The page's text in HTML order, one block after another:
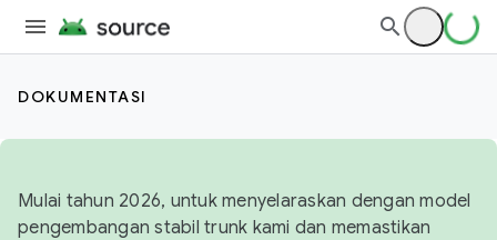
DOKUMENTASI
Mulai tahun 2026, untuk menyelaraskan dengan model
pengembangan stabil trunk kami dan memastikan